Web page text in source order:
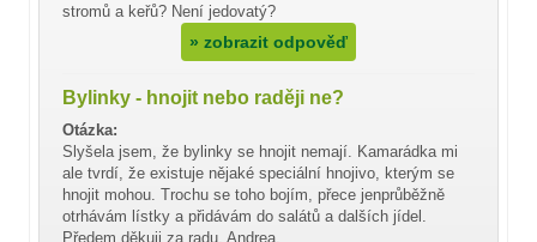
stromů a keřů? Není jedovatý?
» zobrazit odpověď
Bylinky - hnojit nebo raději ne?
Otázka:
Slyšela jsem, že bylinky se hnojit nemají. Kamarádka mi
ale tvrdí, že existuje nějaké speciální hnojivo, kterým se
hnojit mohou. Trochu se toho bojím, přece jenprůběžně
otrhávám lístky a přidávám do salátů a dalších jídel.
Předem děkuji za radu, Andrea.